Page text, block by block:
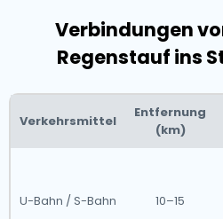
Verbindungen
Regenstauf ins
Verkehrsmittel
Entfernung
(km)
U-Bahn / S-Bahn 10–15